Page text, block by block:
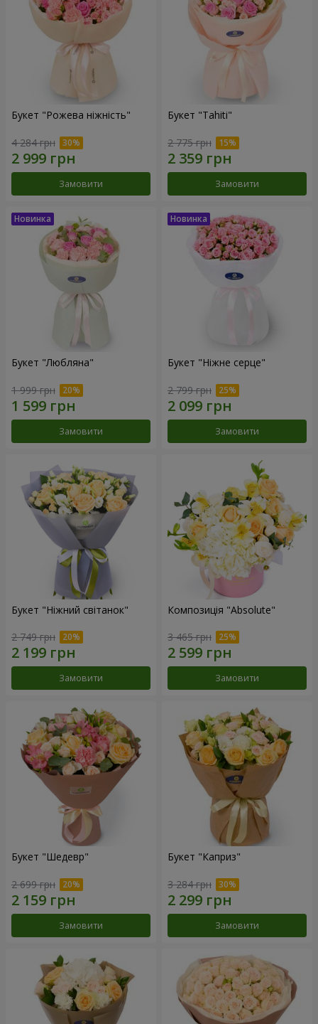
Букет "Рожева ніжність"
4 284 грн
Замовити
Букет "Tahiti"
2 775 грн
Замовити
Букет "Любляна"
1 999 грн
Замовити
Букет "Ніжне серце"
2 799 грн
Замовити
Букет "Ніжний світанок"
2 749 грн
Замовити
Композиція "Absolute"
3 465 грн
Замовити
Букет "Шедевр"
2 699 грн
Замовити
Букет "Каприз"
3 284 грн
Замовити